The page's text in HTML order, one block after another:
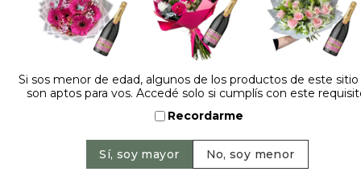
Dejá tu opinión
NOMBRE
Si sos menor de edad, algunos de los productos de este
son aptos para vos. Accedé solo si cumplís con este
Recordarme